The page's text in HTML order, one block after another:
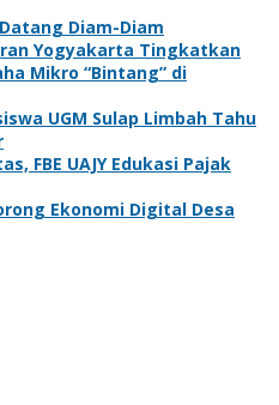
Diam-Diam
Yogyakarta Tingkatkan
Mikro “Bintang” di
UGM Sulap Limbah Tahu
FBE UAJY Edukasi Pajak
Ekonomi Digital Desa